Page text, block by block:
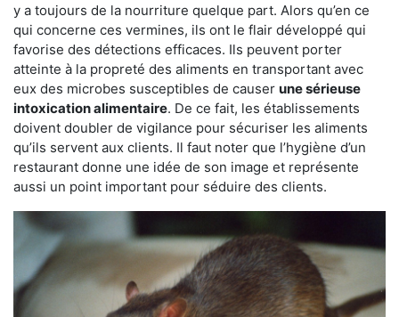
y a toujours de la nourriture quelque part. Alors qu’en ce
qui concerne ces vermines, ils ont le flair développé qui
favorise des détections efficaces. Ils peuvent porter
atteinte à la propreté des aliments en transportant avec
eux des microbes susceptibles de causer une sérieuse
intoxication alimentaire. De ce fait, les établissements
doivent doubler de vigilance pour sécuriser les aliments
qu’ils servent aux clients. Il faut noter que l’hygiène d’un
restaurant donne une idée de son image et représente
aussi un point important pour séduire des clients.